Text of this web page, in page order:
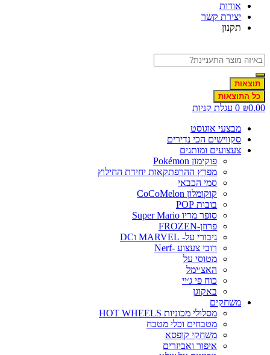
אודות
יצירת קשר
תקנון
תוצאות
כל התוצאות
₪
0 עגלת קניות
מבצעי אוגוסט
סקווישים הכי נדירים
צעצועים ומותגים
פוקימון Pokémon
מפרץ ההרפתקאות יחידת החילוץ
סמי הכבאי
קוקומלון CoCoMelon
בובות POP
סופר מריו Super Mario
פרוזן-FROZEN
גיבורי על- MARVEL וDC
רובי צעצוע -Nerf
מטוסי על
האצ׳ימל
כוח פי ג׳יי
באקוגן
משחקים
מסלולי מכוניות HOT WHEELS
מטבחים וכלי מטבח
משחקי קופסא
איפור ואביזרים